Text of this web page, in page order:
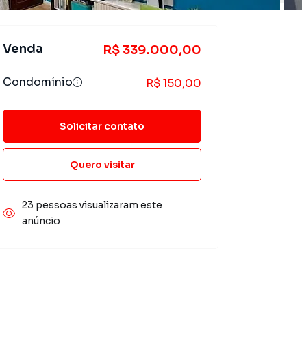
Venda R$ 339.000,00
Condomínio R$ 150,00
Solicitar contato
Quero visitar
23 pessoas visualizaram este
anúncio